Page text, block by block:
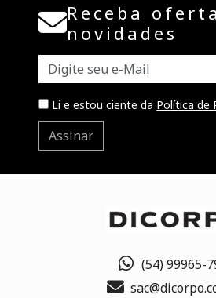
Receba
novidades
Li e estou ciente da Política de
Assinar
(54) 99965-